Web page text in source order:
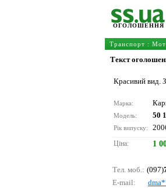
ОГОЛОШЕННЯ
Транспорт :
Текст
Красивий вид.
Марка:
Модель: 50 1
Рік випуску:
Ціна: 1
Тел. моб.: (097)
E-mail: